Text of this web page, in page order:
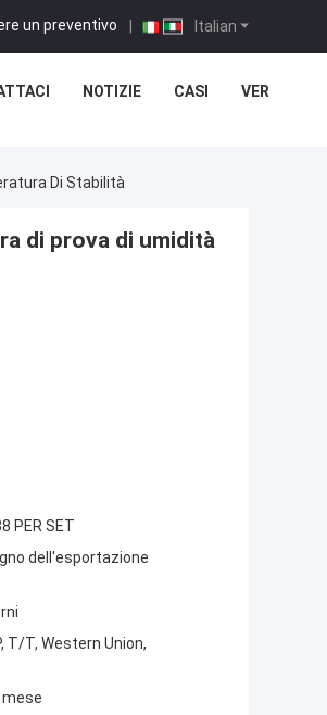
Italian
un preventivo |
NOTIZIE CASI VER
Di Stabilità
di prova di umidità
PER SET
dell'esportazione
T/T, Western Union,
mese